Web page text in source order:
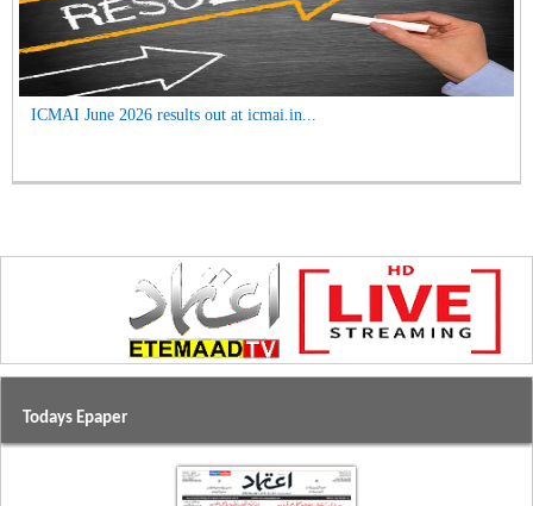
ICMAI June 2026 results out at icmai.in...
Todays Epaper